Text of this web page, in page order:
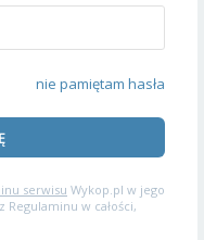
nie pamiętam hasła
serwisu Wykop.pl w jego
w całości,